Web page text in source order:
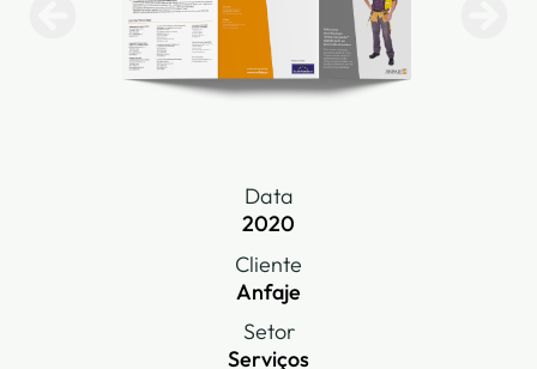
Data
2020
Cliente
Anfaje
Setor
Serviços